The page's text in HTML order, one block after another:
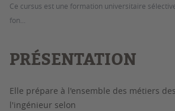
Ce cursus est une formation universitaire
fon...
PRÉSENTATION
Elle prépare à l'ensemble des métiers
l'ingénieur selon